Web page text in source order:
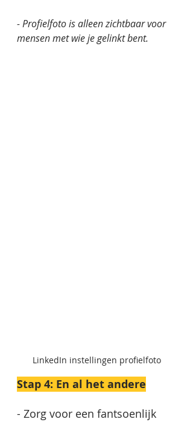
- Profielfoto is alleen zichtbaar voor
mensen met wie je gelinkt bent.
LinkedIn instellingen profielfoto
Stap 4: En al het andere
- Zorg voor een fantsoenlijk